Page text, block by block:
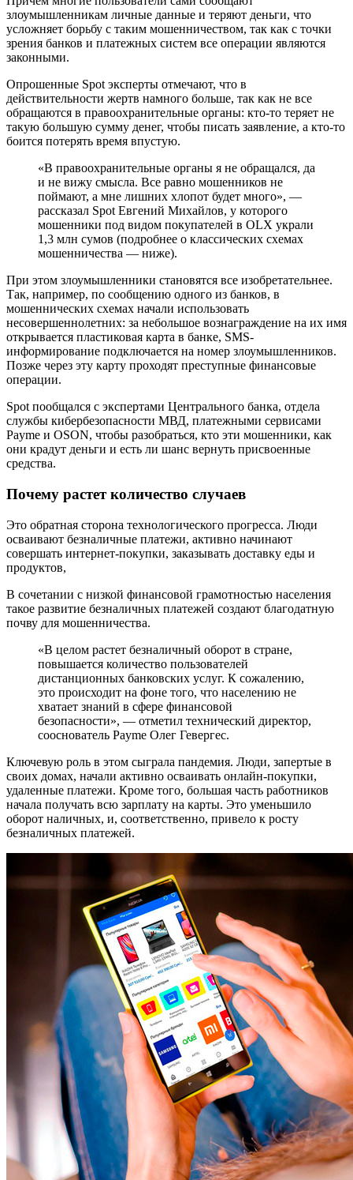
злоумышленникам личные данные и теряют деньги, что
усложняет борьбу с таким мошенничеством, так как с точки
зрения банков и платежных систем все операции являются
законными.
Опрошенные Spot эксперты отмечают, что в
действительности жертв намного больше, так как не все
обращаются в правоохранительные органы: кто-то теряет не
такую большую сумму денег, чтобы писать заявление, а кто-то
боится потерять время впустую.
«В правоохранительные органы я не обращался, да
и не вижу смысла. Все равно мошенников не
поймают, а мне лишних хлопот будет много», —
рассказал Spot Евгений Михайлов, у которого
мошенники под видом покупателей в OLX украли
1,3 млн сумов (подробнее о классических схемах
мошенничества — ниже).
При этом злоумышленники становятся все изобретательнее.
Так, например, по сообщению одного из банков, в
мошеннических схемах начали использовать
несовершеннолетних: за небольшое вознаграждение на их имя
открывается пластиковая карта в банке, SMS-
информирование подключается на номер злоумышленников.
Позже через эту карту проходят преступные финансовые
операции.
Spot пообщался с экспертами Центрального банка, отдела
службы кибербезопасности МВД, платежными сервисами
Payme и OSON, чтобы разобраться, кто эти мошенники, как
они крадут деньги и есть ли шанс вернуть присвоенные
средства.
Почему растет количество случаев
Это обратная сторона технологического прогресса. Люди
осваивают безналичные платежи, активно начинают
совершать интернет-покупки, заказывать доставку еды и
продуктов,
В сочетании с низкой финансовой грамотностью населения
такое развитие безналичных платежей создают благодатную
почву для мошенничества.
«В целом растет безналичный оборот в стране,
повышается количество пользователей
дистанционных банковских услуг. К сожалению,
это происходит на фоне того, что населению не
хватает знаний в сфере финансовой
безопасности», — отметил технический директор,
сооснователь Payme Олег Гевергес.
Ключевую роль в этом сыграла пандемия. Люди, запертые в
своих домах, начали активно осваивать онлайн-покупки,
удаленные платежи. Кроме того, большая часть работников
начала получать всю зарплату на карты. Это уменьшило
оборот наличных, и, соответственно, привело к росту
безналичных платежей.